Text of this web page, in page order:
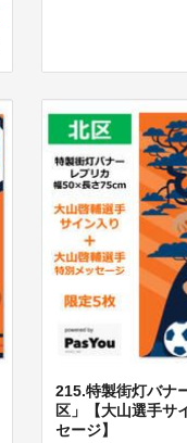
215.特製街灯バナ
区」【大山選手サ
セージ】